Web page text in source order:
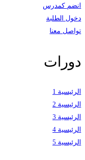
انضم كمدرس
دخول الطلبة
تواصل معنا
دورات
الرئيسية 1
الرئيسية 2
الرئيسية 3
الرئيسية 4
الرئيسية 5